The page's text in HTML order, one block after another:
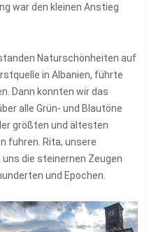
war den kleinen Anstieg
Naturschönheiten auf
in Albanien, führte
Dann konnten wir das
alle Grün- und Blautöne
größten und ältesten
fuhren. Rita, unsere
die steinernen Zeugen
und Epochen.